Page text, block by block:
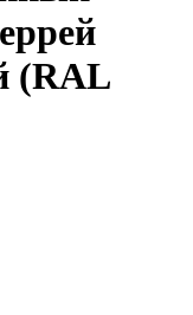
(RAL